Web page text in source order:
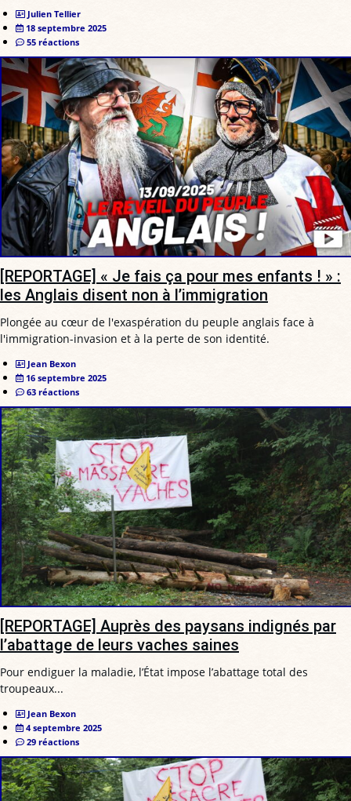
Julien Tellier
18 septembre 2025
55 réactions
[REPORTAGE] « Je fais ça pour mes enfants ! » :
les Anglais disent non à l’immigration
Plongée au cœur de l'exaspération du peuple anglais face à
l'immigration-invasion et à la perte de son identité.
Jean Bexon
16 septembre 2025
63 réactions
[REPORTAGE] Auprès des paysans indignés par
l’abattage de leurs vaches saines
Pour endiguer la maladie, l’État impose l’abattage total des
troupeaux...
Jean Bexon
4 septembre 2025
29 réactions